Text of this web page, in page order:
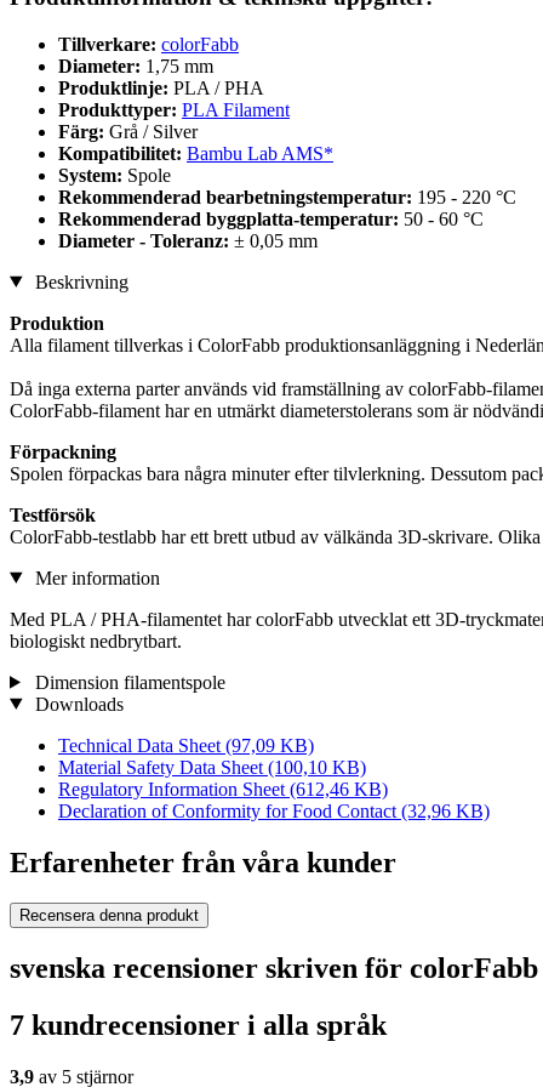
Tillverkare: colorFabb
Diameter: 1,75 mm
Produktlinje: PLA / PHA
Produkttyper: PLA Filament
Färg: Grå / Silver
Kompatibilitet: Bambu Lab AMS*
System: Spole
Rekommenderad bearbetningstemperatur: 195 - 220 °C
Rekommenderad byggplatta-temperatur: 50 - 60 °C
Diameter - Toleranz: ± 0,05 mm
Beskrivning
Produktion
Alla filament tillverkas i ColorFabb produktionsanläggning i
Då inga externa parter används vid framställning av colorFabb-
ColorFabb-filament har en utmärkt diameterstolerans som är
Förpackning
Spolen förpackas bara några minuter efter tilvlerkning. Dessutom
Testförsök
ColorFabb-testlabb har ett brett utbud av välkända 3D-skrivare.
Mer information
Med PLA / PHA-filamentet har colorFabb utvecklat ett 3D-
biologiskt nedbrytbart.
Dimension filamentspole
Downloads
Technical Data Sheet (97,09 KB)
Material Safety Data Sheet (100,10 KB)
Regulatory Information Sheet (612,46 KB)
Declaration of Conformity for Food Contact (32,96 KB)
Erfarenheter från våra kunder
Recensera denna produkt
svenska recensioner skriven för
7 kundrecensioner i alla språk
3,9 av 5 stjärnor